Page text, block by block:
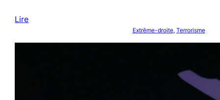
Lire
Extrême-droite, Terrorisme